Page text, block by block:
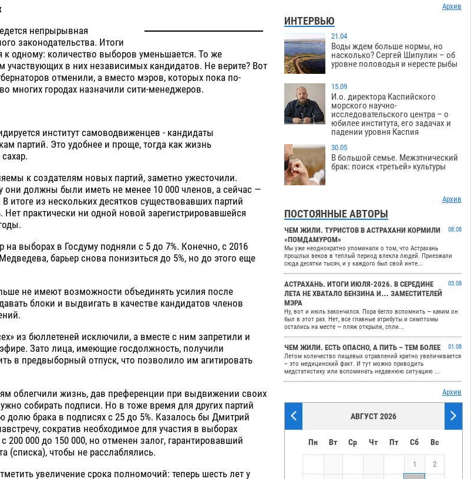
непрырывная
законодательства. Итоги
к одному: количество выборов уменьшается. То же
участвующих в них независимых кандидатов. Не верите? Вот
отменили, а вместо мэров, которых пока по-
многих городах назначили сити-менеджеров.
институт самоводвиженцев - кандидаты
партий. Это удобнее и проще, тогда как жизнь
к создателям новых партий, заметно ужесточили.
они должны были иметь не менее 10 000 членов, а сейчас —
итоге из нескольких десятков существовавших партий
Нет практически ни одной новой зарегистрировавшейся
на выборах в Госдуму подняли с 5 до 7%. Конечно, с 2016
Медведева, барьер снова понизиться до 5%, но до этого еще
не имеют возможности объединять усилия после
блоки и выдвигать в качестве кандидатов членов
из бюллетеней исключили, а вместе с ним запретили и
Зато лица, имеющие госдолжность, получили
в предвыборный отпуск, что позволило им агитировать
облегчили жизнь, дав преференции при выдвижении своих
собирать подписи. Но в тоже время для других партий
долю брака в подписях с 25 до 5%. Казалось бы Дмитрий
сократив необходимое для участия в выборах
200 000 до 150 000, но отменен залог, гарантировавший
(списка), чтобы не расслаблялись.
увеличение срока полномочий: теперь шесть лет у
Архив
ИНТЕРВЬЮ
21.04
Воды ждем больше нормы, но
насколько? Сергей Шипулин – об
уровне половодья и нересте рыбы
15.09
И.о. директора Каспийского
морского научно-
исследовательского центра – о
юбилее института, его задачах и
падении уровня Каспия
30.05
В большой семье. Межэтнический
брак: поиск «третьей» культуры
Архив
ПОСТОЯННЫЕ АВТОРЫ
ЧЕМ ЖИЛИ. ТУРИСТОВ В АСТРАХАНИ КОРМИЛИ
«ПОМДАМУРОМ»
08.08
Мы уже неоднократно упоминали о том, что Астрахань
прошлых веков в теплый период влекла людей. Приезжали
сюда десятки тысяч, и у каждого был свой инте...
АСТРАХАНЬ. ИТОГИ ИЮЛЯ-2026. В СЕРЕДИНЕ
ЛЕТА НЕ ХВАТАЛО БЕНЗИНА И… ЗАМЕСТИТЕЛЕЙ
МЭРА
03.08
Ну, вот и июль закончился. Пора бегло вспомнить — каким он
был в этот раз. Нет, все главные атрибуты и симптомы
остались на месте — пляж открыли, спли...
ЧЕМ ЖИЛИ. ЕСТЬ ОПАСНО, А ПИТЬ – ТЕМ БОЛЕЕ
01.08
Летом количество пищевых отравлений кратно увеличивается
– это медицинский факт. И тут можно приводить
медстатистику или вспоминать недавнюю ситуацию ...
Архив
АВГУСТ 2026
Пн Вт Ср Чт Пт Сб Вс
1 2